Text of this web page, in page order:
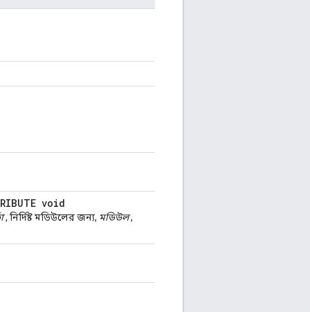
void
, নির্দিষ্ট মডিউলের জন্য, মডিউল,